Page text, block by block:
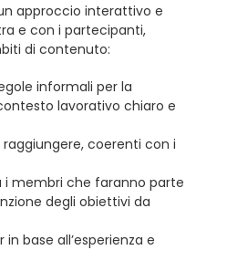
approccio interattivo e
e con i partecipanti,
di contenuto:
informali per la
lavorativo chiaro e
coerenti con i
i membri che faranno parte
degli obiettivi da
base all’esperienza e